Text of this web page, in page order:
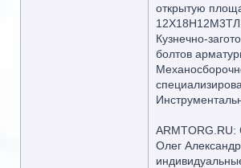
открытую
12Х18Н12М3ТЛ.
Кузнечно-
болтов
ARMTORG.RU:
Олег